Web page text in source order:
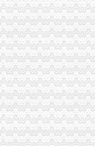
务登记】-深圳赶集网
院
等项目加快推进分